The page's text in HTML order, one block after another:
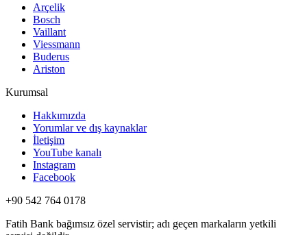
Arçelik
Bosch
Vaillant
Viessmann
Buderus
Ariston
Kurumsal
Hakkımızda
Yorumlar ve dış kaynaklar
İletişim
YouTube kanalı
Instagram
Facebook
+90 542 764 0178
Fatih Bank bağımsız özel servistir; adı geçen markaların yetkili